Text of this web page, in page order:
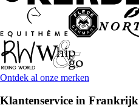
Ontdek al onze merken
Klantenservice in Frankrijk